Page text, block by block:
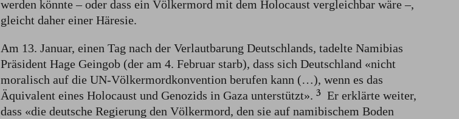
werden könnte – oder dass ein Völkermord mit dem Holocaust vergleichbar wäre –,
gleicht daher einer Häresie.
Am 13. Januar, einen Tag nach der Verlautbarung Deutschlands, tadelte Namibias
Präsident Hage Geingob (der am 4. Februar starb), dass sich Deutschland «nicht
moralisch auf die UN-Völkermordkonvention berufen kann (…), wenn es das
Äquivalent eines Holocaust und Genozids in Gaza unterstützt».⁠ 3
Er erklärte weiter,
dass «die deutsche Regierung den Völkermord, den sie auf namibischem Boden